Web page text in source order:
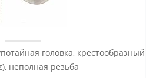
головка, крестообразный
неполная резьба